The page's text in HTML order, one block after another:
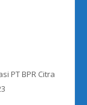
PT BPR Citra